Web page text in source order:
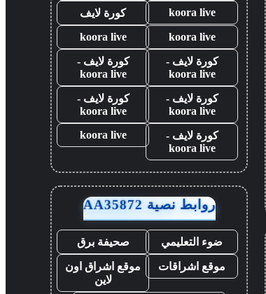
koora live
كورة لايف
koora live
koora live
كورة لايف -
koora live
كورة لايف -
koora live
كورة لايف -
koora live
كورة لايف -
koora live
كورة لايف -
koora live
koora live
روابط نصية AA35872
ضوء التعليمي صحيفة برق
موقع اشراقات
موقع اشراق اون
لاين